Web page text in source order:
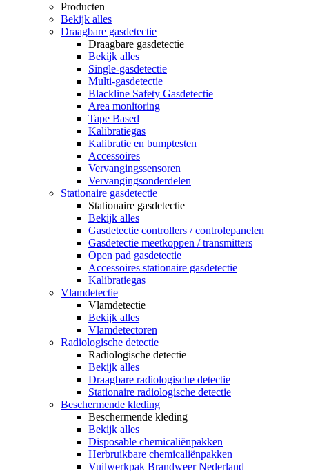
Producten
Bekijk alles
Draagbare gasdetectie
Draagbare gasdetectie
Bekijk alles
Single-gasdetectie
Multi-gasdetectie
Blackline Safety Gasdetectie
Area monitoring
Tape Based
Kalibratiegas
Kalibratie en bumptesten
Accessoires
Vervangingssensoren
Vervangingsonderdelen
Stationaire gasdetectie
Stationaire gasdetectie
Bekijk alles
Gasdetectie controllers / controlepanelen
Gasdetectie meetkoppen / transmitters
Open pad gasdetectie
Accessoires stationaire gasdetectie
Kalibratiegas
Vlamdetectie
Vlamdetectie
Bekijk alles
Vlamdetectoren
Radiologische detectie
Radiologische detectie
Bekijk alles
Draagbare radiologische detectie
Stationaire radiologische detectie
Beschermende kleding
Beschermende kleding
Bekijk alles
Disposable chemicaliënpakken
Herbruikbare chemicaliënpakken
Vuilwerkpak Brandweer Nederland